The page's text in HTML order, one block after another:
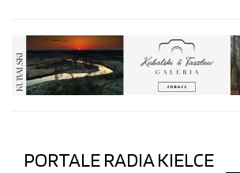
PORTALE RADIA KIELCE